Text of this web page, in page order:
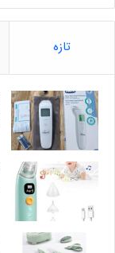
تازه